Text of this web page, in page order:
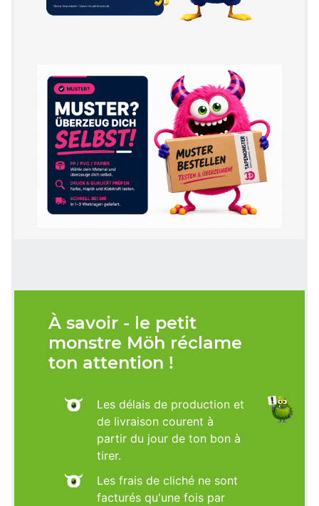
À savoir - le petit
monstre Möh réclame
ton attention !
Les délais de production et
de livraison courent à
partir du jour de ton bon à
tirer.
Les frais de cliché ne sont
facturés qu'une fois par